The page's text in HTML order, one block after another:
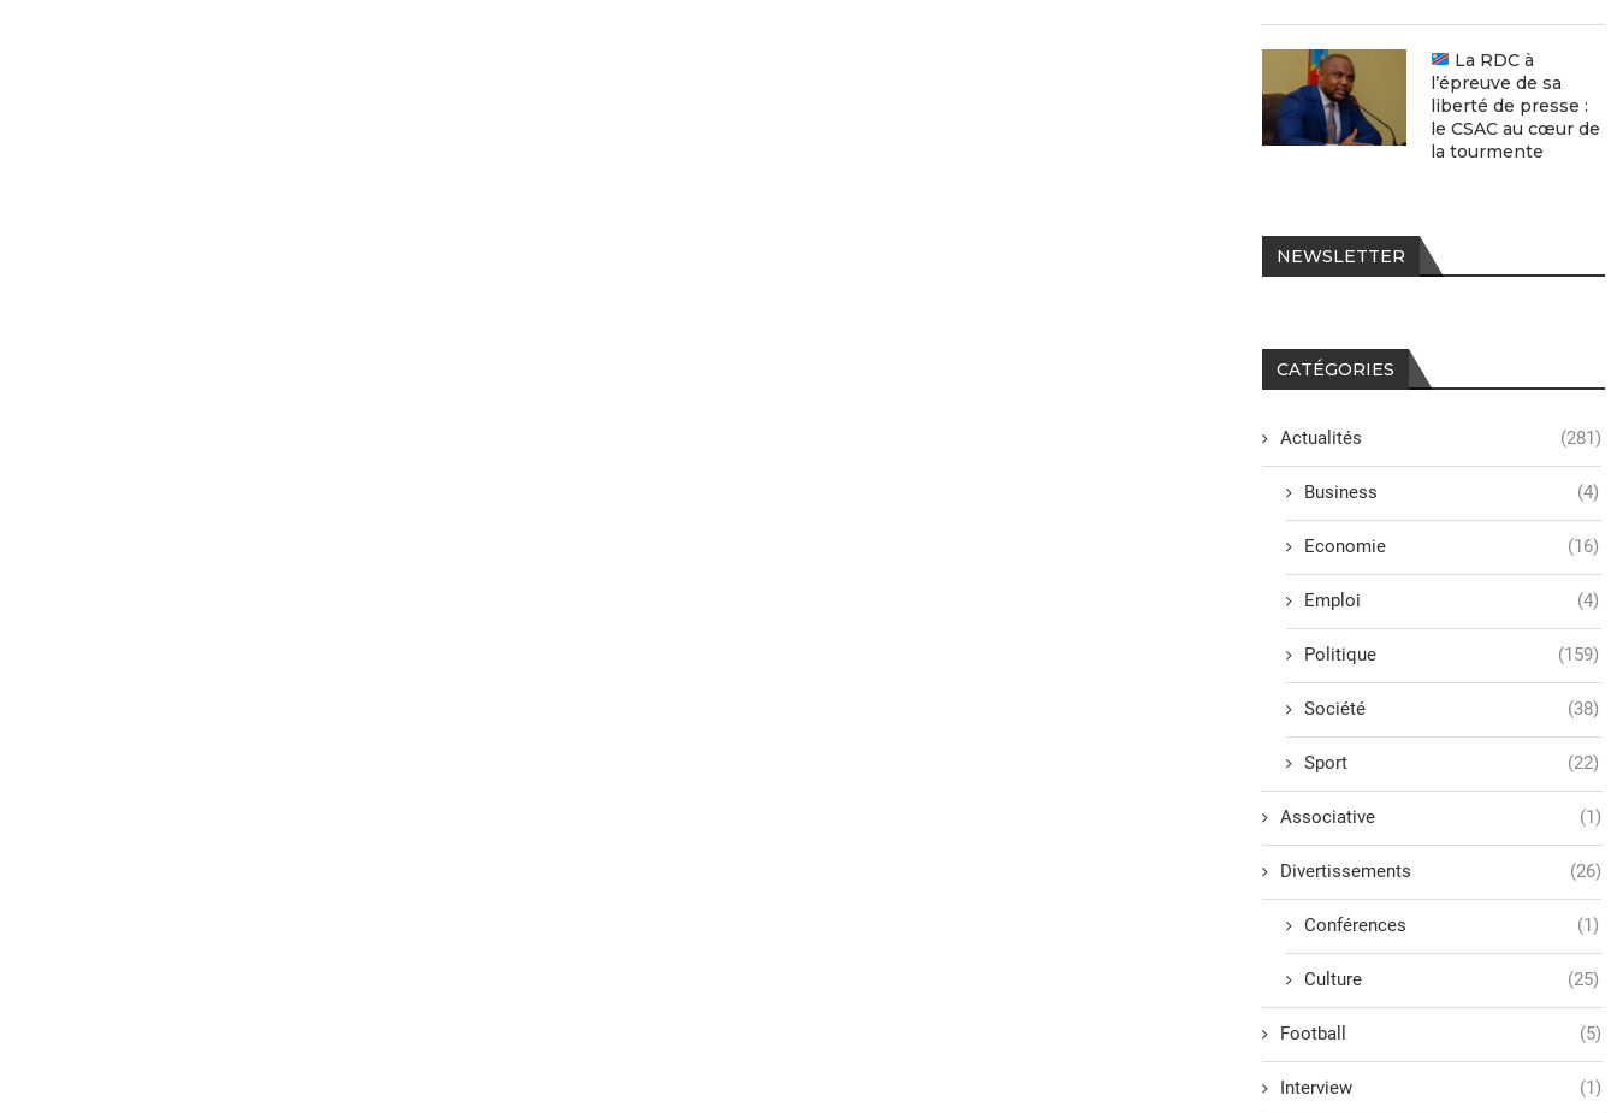
La RDC à
l’épreuve de sa
liberté de presse :
le CSAC au cœur de
la tourmente
NEWSLETTER
CATÉGORIES
Actualités (281)
Business (4)
Economie (16)
Emploi (4)
Politique (159)
Société (38)
Sport (22)
Associative (1)
Divertissements (26)
Conférences (1)
Culture (25)
Football (5)
Interview (1)